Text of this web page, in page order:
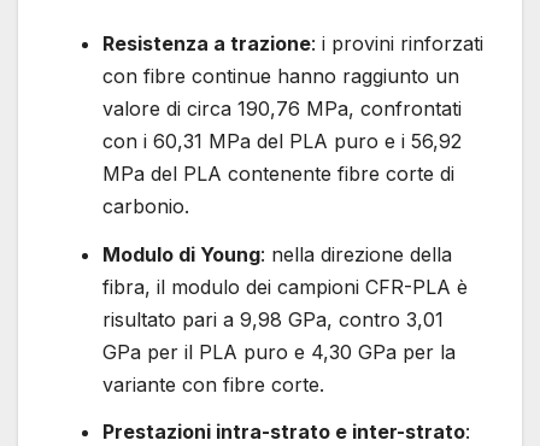
Resistenza a trazione: i provini rinforzati
con fibre continue hanno raggiunto un
valore di circa 190,76 MPa, confrontati
con i 60,31 MPa del PLA puro e i 56,92
MPa del PLA contenente fibre corte di
carbonio.
Modulo di Young: nella direzione della
fibra, il modulo dei campioni CFR-PLA è
risultato pari a 9,98 GPa, contro 3,01
GPa per il PLA puro e 4,30 GPa per la
variante con fibre corte.
Prestazioni intra-strato e inter-strato: